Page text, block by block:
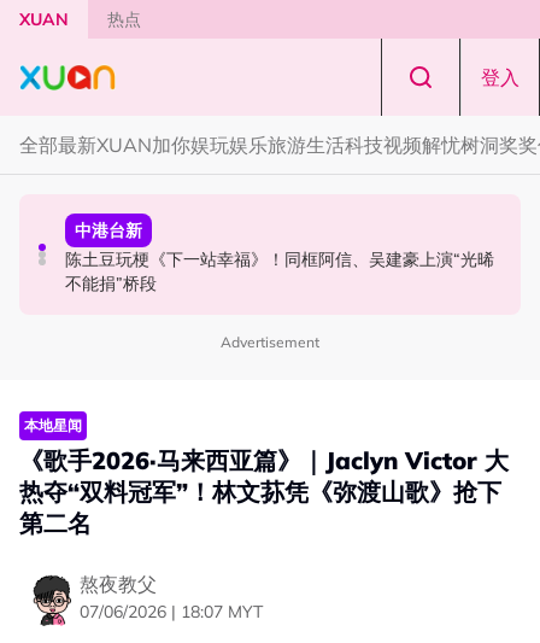
Skip to main content
XUAN 热点
登入
全部最新XUAN加你娱玩娱乐旅游生活科技视频解忧树洞奖
演唱会
范玮琪云顶开唱哽咽了！感性告白大马粉丝：我想继续唱
下去
国际星闻
BLACKPINK十周年活动被批太仓促！Jisoo罕见哭泣 当众
落泪道歉！
中港台新
陈土豆玩梗《下一站幸福》！同框阿信、吴建豪上演“光晞
不能捐”桥段
Advertisement
本地星闻
《歌手2026·马来西亚篇》｜Jaclyn Victor 大
热夺“双料冠军”！林文荪凭《弥渡山歌》抢下
第二名
熬夜教父
07/06/2026 | 18:07 MYT